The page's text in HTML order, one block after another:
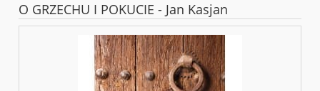
O GRZECHU I POKUCIE - Jan Kasjan